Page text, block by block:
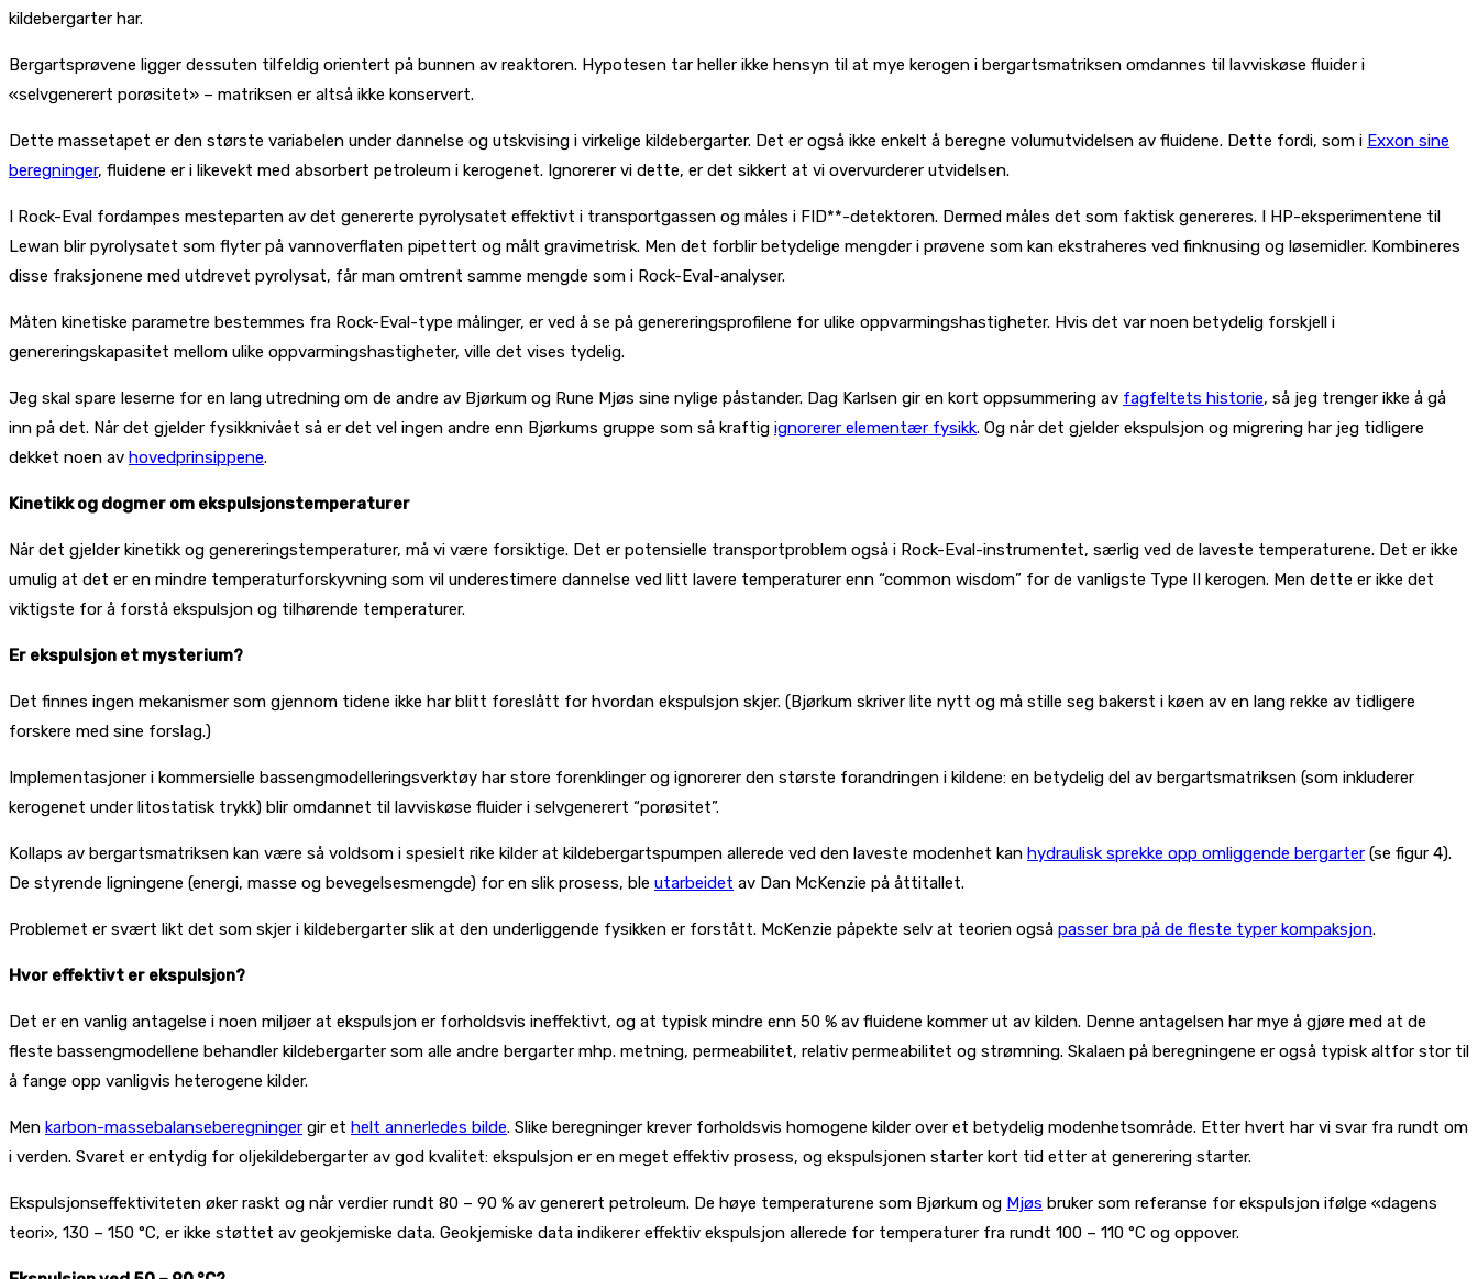
kildebergarter har.
Bergartsprøvene ligger dessuten tilfeldig orientert på bunnen av reaktoren. Hypotesen tar heller ikke hensyn til at mye kerogen i bergartsmatriksen omdannes til lavviskøse fluider i
«selvgenerert porøsitet» – matriksen er altså ikke konservert.
Dette massetapet er den største variabelen under dannelse og utskvising i virkelige kildebergarter. Det er også ikke enkelt å beregne volumutvidelsen av fluidene. Dette fordi, som i Exxon sine
beregninger, fluidene er i likevekt med absorbert petroleum i kerogenet. Ignorerer vi dette, er det sikkert at vi overvurderer utvidelsen.
I Rock-Eval fordampes mesteparten av det genererte pyrolysatet effektivt i transportgassen og måles i FID**-detektoren. Dermed måles det som faktisk genereres. I HP-eksperimentene til
Lewan blir pyrolysatet som flyter på vannoverflaten pipettert og målt gravimetrisk. Men det forblir betydelige mengder i prøvene som kan ekstraheres ved finknusing og løsemidler. Kombineres
disse fraksjonene med utdrevet pyrolysat, får man omtrent samme mengde som i Rock-Eval-analyser.
Måten kinetiske parametre bestemmes fra Rock-Eval-type målinger, er ved å se på genereringsprofilene for ulike oppvarmingshastigheter. Hvis det var noen betydelig forskjell i
genereringskapasitet mellom ulike oppvarmingshastigheter, ville det vises tydelig.
Jeg skal spare leserne for en lang utredning om de andre av Bjørkum og Rune Mjøs sine nylige påstander. Dag Karlsen gir en kort oppsummering av fagfeltets historie, så jeg trenger ikke å gå
inn på det. Når det gjelder fysikknivået så er det vel ingen andre enn Bjørkums gruppe som så kraftig ignorerer elementær fysikk. Og når det gjelder ekspulsjon og migrering har jeg tidligere
dekket noen av hovedprinsippene.
Kinetikk og dogmer om ekspulsjonstemperaturer
Når det gjelder kinetikk og genereringstemperaturer, må vi være forsiktige. Det er potensielle transportproblem også i Rock-Eval-instrumentet, særlig ved de laveste temperaturene. Det er ikke
umulig at det er en mindre temperaturforskyvning som vil underestimere dannelse ved litt lavere temperaturer enn “common wisdom” for de vanligste Type II kerogen. Men dette er ikke det
viktigste for å forstå ekspulsjon og tilhørende temperaturer.
Er ekspulsjon et mysterium?
Det finnes ingen mekanismer som gjennom tidene ikke har blitt foreslått for hvordan ekspulsjon skjer. (Bjørkum skriver lite nytt og må stille seg bakerst i køen av en lang rekke av tidligere
forskere med sine forslag.)
Implementasjoner i kommersielle bassengmodelleringsverktøy har store forenklinger og ignorerer den største forandringen i kildene: en betydelig del av bergartsmatriksen (som inkluderer
kerogenet under litostatisk trykk) blir omdannet til lavviskøse fluider i selvgenerert “porøsitet”.
Kollaps av bergartsmatriksen kan være så voldsom i spesielt rike kilder at kildebergartspumpen allerede ved den laveste modenhet kan hydraulisk sprekke opp omliggende bergarter (se figur 4).
De styrende ligningene (energi, masse og bevegelsesmengde) for en slik prosess, ble utarbeidet av Dan McKenzie på åttitallet.
Problemet er svært likt det som skjer i kildebergarter slik at den underliggende fysikken er forstått. McKenzie påpekte selv at teorien også passer bra på de fleste typer kompaksjon.
Hvor effektivt er ekspulsjon?
Det er en vanlig antagelse i noen miljøer at ekspulsjon er forholdsvis ineffektivt, og at typisk mindre enn 50 % av fluidene kommer ut av kilden. Denne antagelsen har mye å gjøre med at de
fleste bassengmodellene behandler kildebergarter som alle andre bergarter mhp. metning, permeabilitet, relativ permeabilitet og strømning. Skalaen på beregningene er også typisk altfor stor til
å fange opp vanligvis heterogene kilder.
Men karbon-massebalanseberegninger gir et helt annerledes bilde. Slike beregninger krever forholdsvis homogene kilder over et betydelig modenhetsområde. Etter hvert har vi svar fra rundt om
i verden. Svaret er entydig for oljekildebergarter av god kvalitet: ekspulsjon er en meget effektiv prosess, og ekspulsjonen starter kort tid etter at generering starter.
Ekspulsjonseffektiviteten øker raskt og når verdier rundt 80 – 90 % av generert petroleum. De høye temperaturene som Bjørkum og Mjøs bruker som referanse for ekspulsjon ifølge «dagens
teori», 130 – 150 °C, er ikke støttet av geokjemiske data. Geokjemiske data indikerer effektiv ekspulsjon allerede for temperaturer fra rundt 100 – 110 °C og oppover.